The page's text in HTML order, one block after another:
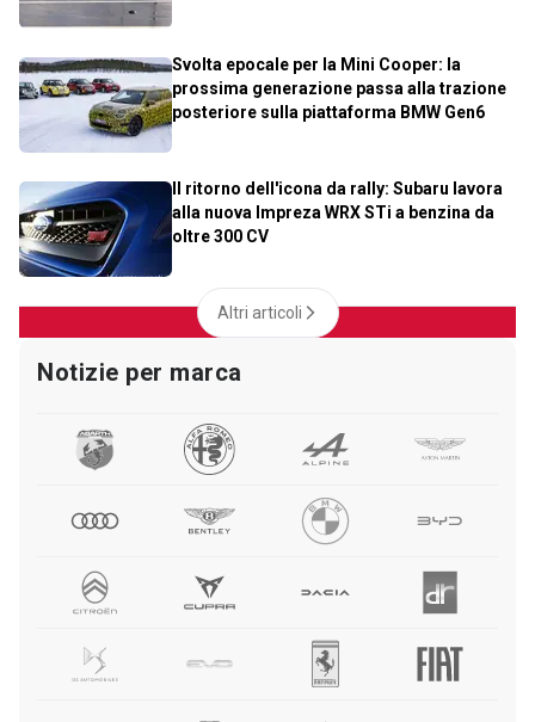
Svolta epocale per la Mini Cooper: la
prossima generazione passa alla trazione
posteriore sulla piattaforma BMW Gen6
Il ritorno dell'icona da rally: Subaru lavora
alla nuova Impreza WRX STi a benzina da
oltre 300 CV
Altri articoli
Notizie per marca